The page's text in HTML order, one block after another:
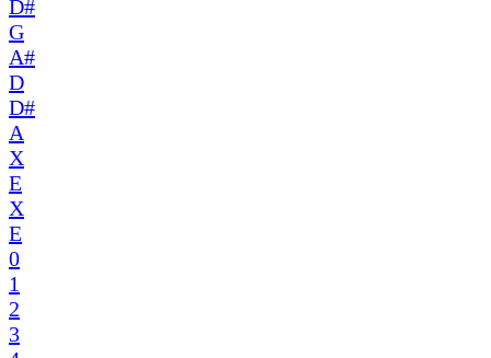
D#
G
A#
D
D#
A
X
E
X
E
0
1
2
3